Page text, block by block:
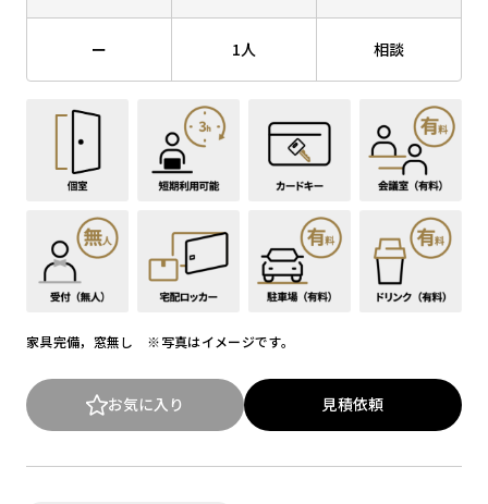
ー 1人 相談
家具完備，窓無し ※写真はイメージです。
お気に入り 見積依頼